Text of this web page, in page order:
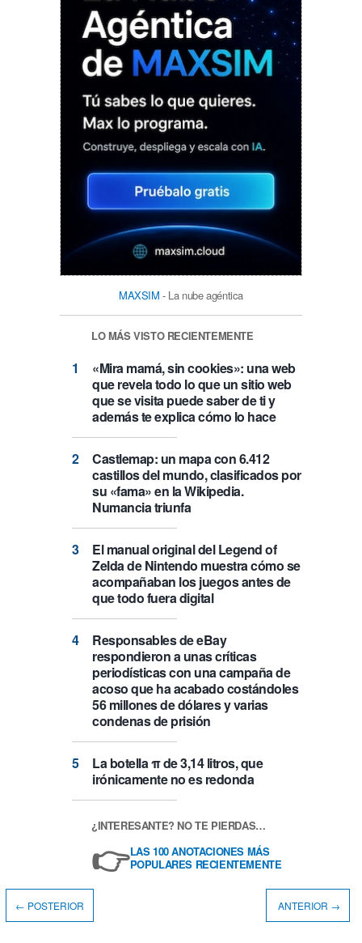
MAXSIM - La nube agéntica
LO MÁS VISTO RECIENTEMENTE
«Mira mamá, sin cookies»: una web
que revela todo lo que un sitio web
que se visita puede saber de ti y
además te explica cómo lo hace
Castlemap: un mapa con 6.412
castillos del mundo, clasificados por
su «fama» en la Wikipedia.
Numancia triunfa
El manual original del Legend of
Zelda de Nintendo muestra cómo se
acompañaban los juegos antes de
que todo fuera digital
Responsables de eBay
respondieron a unas críticas
periodísticas con una campaña de
acoso que ha acabado costándoles
56 millones de dólares y varias
condenas de prisión
La botella π de 3,14 litros, que
irónicamente no es redonda
¿INTERESANTE? NO TE PIERDAS…
👉LAS 100 ANOTACIONES MÁS
POPULARES RECIENTEMENTE
← POSTERIOR ANTERIOR →